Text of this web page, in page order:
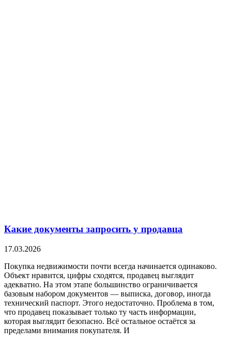
Какие документы запросить у продавца
17.03.2026
Покупка недвижимости почти всегда начинается одинаково.
Объект нравится, цифры сходятся, продавец выглядит
адекватно. На этом этапе большинство ограничивается
базовым набором документов — выписка, договор, иногда
технический паспорт. Этого недостаточно. Проблема в том,
что продавец показывает только ту часть информации,
которая выглядит безопасно. Всё остальное остаётся за
пределами внимания покупателя. И